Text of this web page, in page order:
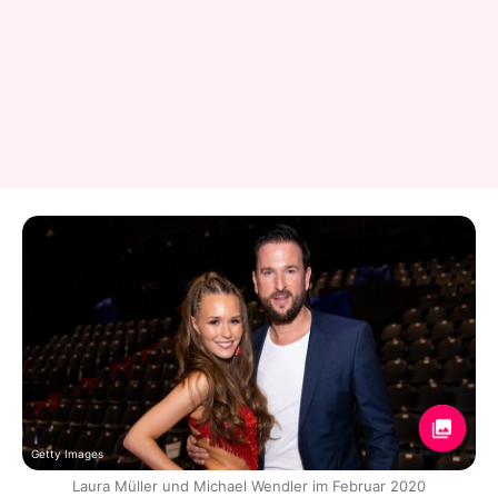
Getty Images
Laura Müller und Michael Wendler im Februar 2020